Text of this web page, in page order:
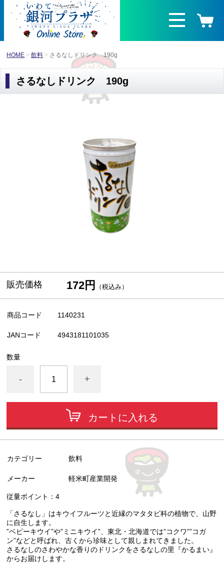
HOME 飲料 さるなしドリンク 190g
さるなしドリンク 190g
販売価格 172円 （税込み）
商品コード 1140231
JANコード 4943181101035
数量
- +
カートに入れる
カテゴリー 飲料
メーカー 軽米町産業開発
従量ポイント：4
「さるなし」はキウイフルーツと近縁のマタタビ科の植物で、山野
に自生します。
”ベビーキウイ”や”ミニキウイ”、東北・北海道では”コクワ””コガ
ン”などと呼ばれ、古くから珍味として親しまれてきました。
さるなしのさわやかな香りのドリンクをさるなしの里『かるまい』
からお届けします。